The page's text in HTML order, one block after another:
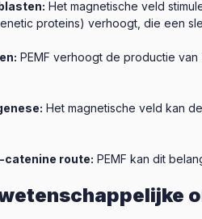
Het magnetische veld
proteins) verhoogt, die een
PEMF verhoogt de productie
Het magnetische veld kan
catenine route: PEMF kan dit